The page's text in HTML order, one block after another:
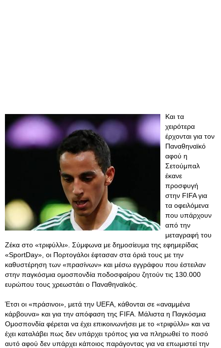
Και τα
χειρότερα
έρχονται για τον
Παναθηναϊκό
αφού η
Σετούμπαλ
έκανε
προσφυγή
στην FIFA για
τα οφειλόμενα
που υπάρχουν
από την
μεταγραφή του
Ζέκα στο «τριφύλλι». Σύμφωνα με δημοσίευμα της εφημερίδας
«SportDay», οι Πορτογάλοι έφτασαν στα όριά τους με την
καθυστέρηση των «πρασίνων» και μέσω εγγράφου που έστειλαν
στην παγκόσμια ομοσπονδία ποδοσφαίρου ζητούν τις 130.000
ευρώπου τους χρεωστάει ο Παναθηναϊκός.
Έτσι οι «πράσινοι», μετά την UEFA, κάθονται σε «αναμμένα
κάρβουνα» και για την απόφαση της FIFA. Μάλιστα η Παγκόσμια
Ομοσπονδία φέρεται να έχει επικοινωνήσει με το «τριφύλλι» και να
έχει καταλάβει πως δεν υπάρχει τρόπος για να πληρωθεί το ποσό
αυτό αφού δεν υπάρχει κάποιος παράγοντας για να επωμιστεί την